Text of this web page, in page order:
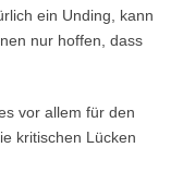
ein Unding, kann
nur hoffen, dass
vor allem für den
kritischen Lücken